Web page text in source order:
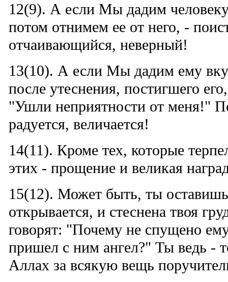
12(9). А если Мы дадим
потом отнимем ее от него, -
отчаивающийся, неверный!
13(10). А если Мы дадим ему
после утеснения, постигшего
"Ушли неприятности от меня!"
радуется, величается!
14(11). Кроме тех, которые
этих - прощение и великая
15(12). Может быть, ты оставишь
открывается, и стеснена твоя
говорят: "Почему не спущено
пришел с ним ангел?" Ты ведь -
Аллах за всякую вещь